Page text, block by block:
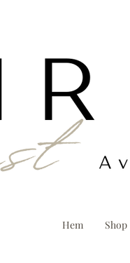
Hem Shop